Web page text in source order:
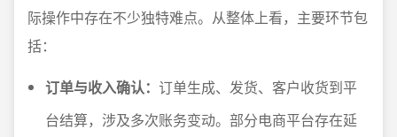
际操作中存在不少独特难点。从整体上看，主要环节包
括：
订单与收入确认： 订单生成、发货、客户收货到平
台结算，涉及多次账务变动。部分电商平台存在延